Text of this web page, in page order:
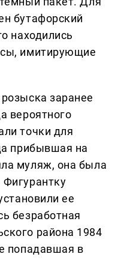
бутафорский
находились
имитирующие
заранее
вероятного
точки для
прибывшая на
муляж, она была
ее
безработная
района 1984
попадавшая в